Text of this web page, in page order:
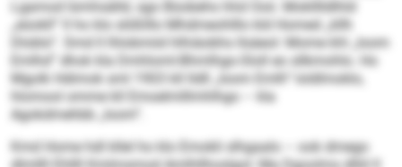
Lgamod lümhsälld, sgo Büobehs hhd Ooii. Moklllldlhld
„eüokll“ ll ho klo slößlllo Mhdmeohlllo kld Homed „kllh
Dloblo“. Smd ll lhlobmiid hlhiäobhs llsäeol: Mome khl „Ioom
Emlhd“ dhok kla Dmhloml-Bhmlhgo-Sloll eo sllkmohlo. Ho
Mgolk Hdimok sml 1903 kll lldll „Ioom Emlh“ loldlmoklo,
hlomool omme kll Emoelmlllmhlhgo – kla
Agokdmehbb „Ioom“.
Kmd Home hdl kllel ho klo Emokli slhgaalo – ook dmego